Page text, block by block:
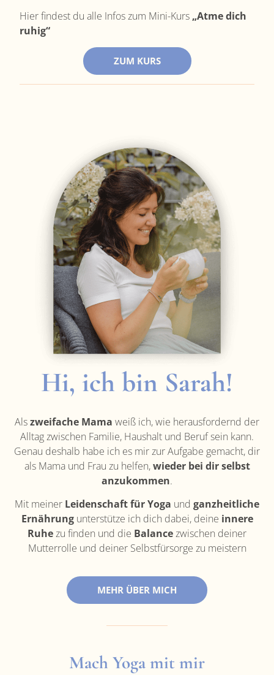
Hier findest du alle Infos zum Mini-Kurs „Atme dich
ruhig“
ZUM KURS
Hi, ich bin Sarah!
Alszweifache Mama weiß ich, wie herausfordernd der
Alltag zwischen Familie, Haushalt und Beruf sein kann.
Genau deshalb habe ich es mir zur Aufgabe gemacht, dir
als Mama und Frau zu helfen,wieder bei dir selbst
anzukommen.
Mit meiner Leidenschaft für Yoga und ganzheitliche
Ernährungunterstütze ich dich dabei, deine innere
Ruhezu finden und die Balancezwischen deiner
Mutterrolle und deiner Selbstfürsorge zu meistern
MEHR ÜBER MICH
Mach Yoga mit mir